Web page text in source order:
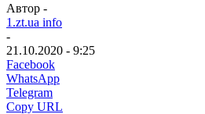
Автор -
1.zt.ua info
-
21.10.2020 - 9:25
Facebook
WhatsApp
Telegram
Copy URL